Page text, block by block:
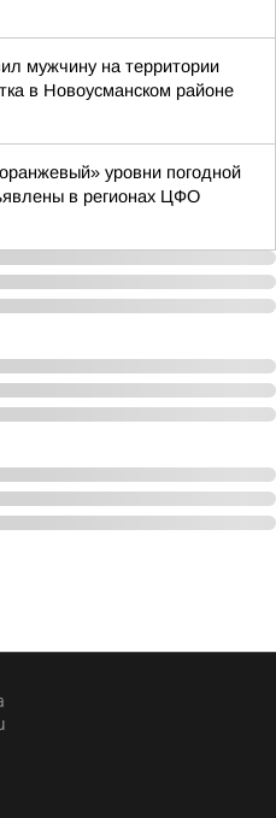
мужчину на территории
в Новоусманском районе
уровни погодной
в регионах ЦФО